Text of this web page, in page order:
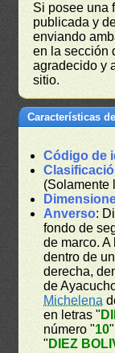
Si posee una
publicada y
enviando
en la sección
agradecido y
sitio.
Características
Código de
(Solamente
Anverso:
fondo de
de marco.
dentro de
derecha,
de
Michelena
en letras "
número "10
" DIEZ